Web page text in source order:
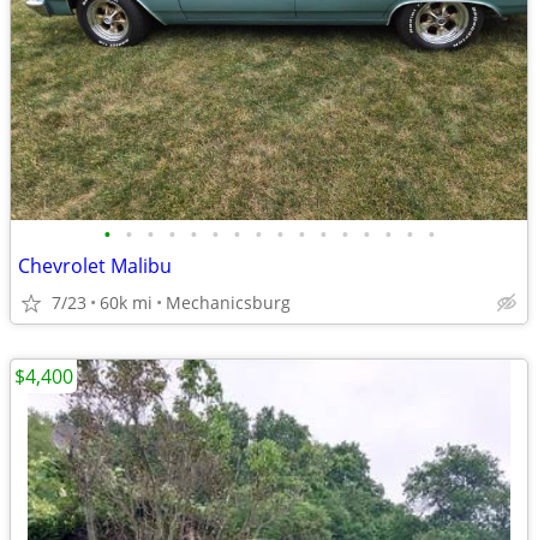
• • • • • • • • • • • • • • • •
Chevrolet Malibu
7/23 60k mi Mechanicsburg
$4,400